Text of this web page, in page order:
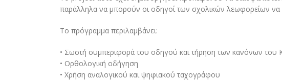
παράλληλα να μπορούν οι οδηγοί των σχολικών λεωφορείων να
Το πρόγραμμα περιλαμβάνει:
• Σωστή συμπεριφορά του οδηγού και τήρηση των κανόνων του
• Ορθολογική οδήγηση
• Χρήση αναλογικού και ψηφιακού ταχογράφου